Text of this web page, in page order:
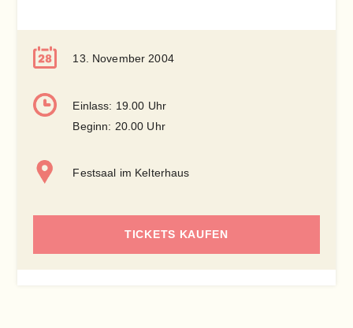
13. November 2004
Einlass: 19.00 Uhr
Beginn: 20.00 Uhr
Festsaal im Kelterhaus
TICKETS KAUFEN